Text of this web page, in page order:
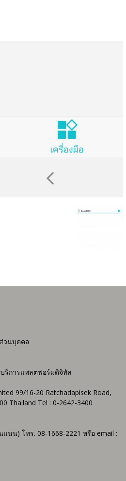
วนบุคคล
ริการแพลตฟอร์มดิจิทัล
99/16-20 Ratchadapisek Road,
Thailand Tel : 0-2642-3400
น) โทร. 08-1668-2221 หรือ email :